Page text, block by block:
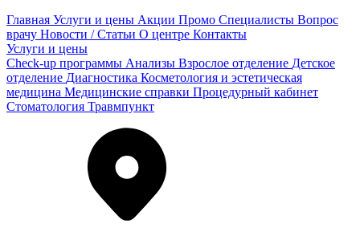
Главная Услуги и цены Акции Промо Специалисты Вопрос
врачу Новости / Статьи О центре Контакты
Услуги и цены
Check-up программы Анализы Взрослое отделение Детское
отделение Диагностика Косметология и эстетическая
медицина Медицинские справки Процедурный кабинет
Стоматология Травмпункт